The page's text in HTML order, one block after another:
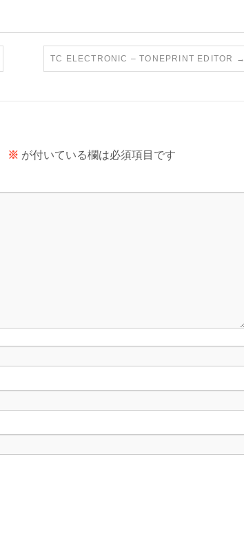
TC ELECTRONIC – TONEPRINT EDITOR →
※ が付いている欄は必須項目です